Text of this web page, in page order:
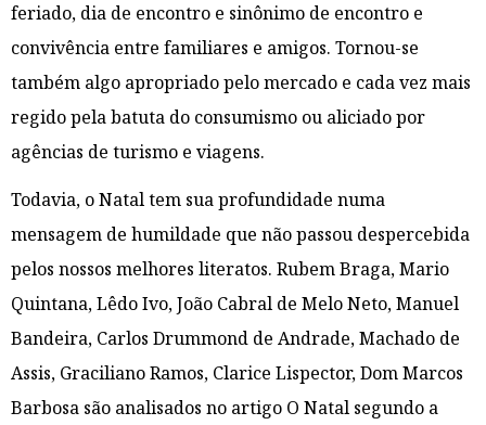
feriado, dia de encontro e sinônimo de encontro e
convivência entre familiares e amigos. Tornou-se
também algo apropriado pelo mercado e cada vez mais
regido pela batuta do consumismo ou aliciado por
agências de turismo e viagens.
Todavia, o Natal tem sua profundidade numa
mensagem de humildade que não passou despercebida
pelos nossos melhores literatos. Rubem Braga, Mario
Quintana, Lêdo Ivo, João Cabral de Melo Neto, Manuel
Bandeira, Carlos Drummond de Andrade, Machado de
Assis, Graciliano Ramos, Clarice Lispector, Dom Marcos
Barbosa são analisados no artigo O Natal segundo a